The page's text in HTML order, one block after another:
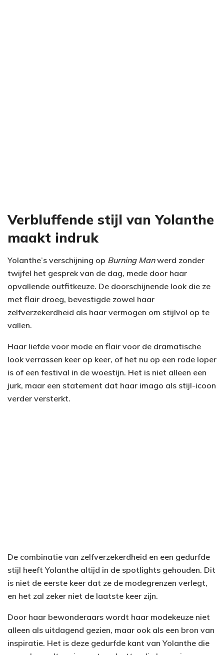
Verbluffende stijl van Yolanthe
maakt indruk
Yolanthe’s verschijning op Burning Manwerd zonder
twijfel het gesprek van de dag, mede door haar
opvallende outfitkeuze. De doorschijnende look die ze
met flair droeg, bevestigde zowel haar
zelfverzekerdheid als haar vermogen om stijlvol op te
vallen.
Haar liefde voor mode en flair voor de dramatische
look verrassen keer op keer, of het nu op een rode loper
is of een festival in de woestijn. Het is niet alleen een
jurk, maar een statement dat haar imago als stijl-icoon
verder versterkt.
De combinatie van zelfverzekerdheid en een gedurfde
stijl heeft Yolanthe altijd in de spotlights gehouden. Dit
is niet de eerste keer dat ze de modegrenzen verlegt,
en het zal zeker niet de laatste keer zijn.
Door haar bewonderaars wordt haar modekeuze niet
alleen als uitdagend gezien, maar ook als een bron van
inspiratie. Het is deze gedurfde kant van Yolanthe die